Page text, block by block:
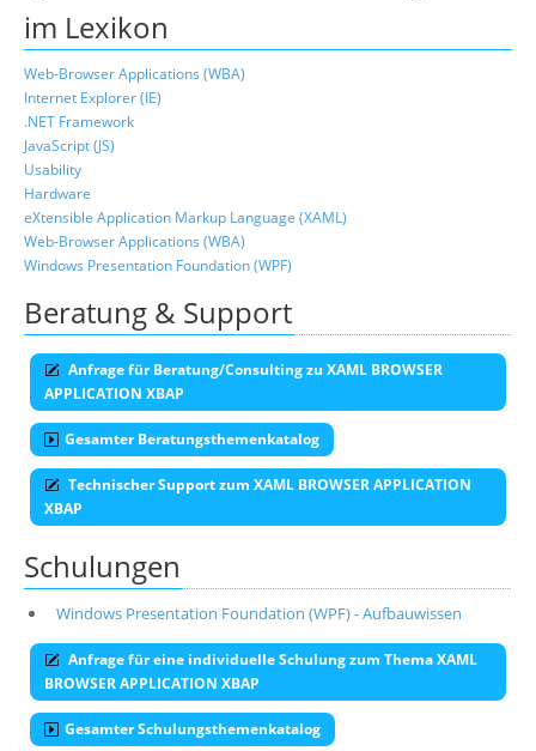
im Lexikon
Web-Browser Applications (WBA)
Internet Explorer (IE)
.NET Framework
JavaScript (JS)
Usability
Hardware
eXtensible Application Markup Language (XAML)
Web-Browser Applications (WBA)
Windows Presentation Foundation (WPF)
Beratung & Support
Anfrage für Beratung/Consulting zu XAML BROWSER
APPLICATION XBAP
Gesamter Beratungsthemenkatalog
Technischer Support zum XAML BROWSER APPLICATION
XBAP
Schulungen
Windows Presentation Foundation (WPF) - Aufbauwissen
Anfrage für eine individuelle Schulung zum Thema XAML
BROWSER APPLICATION XBAP
Gesamter Schulungsthemenkatalog